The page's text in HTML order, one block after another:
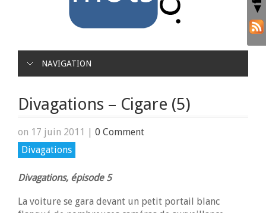
NAVIGATION
Divagations – Cigare (5)
on 17 juin 2011 | 0 Comment
Divagations
Divagations, épisode 5
La voiture se gara devant un petit portail blanc